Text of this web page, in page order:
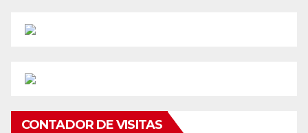
CONTADOR DE VISITAS